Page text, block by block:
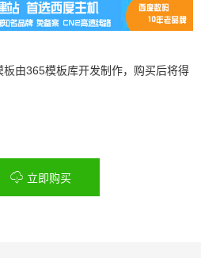
板由365模板库开发制作，购买后将得
 立即购买